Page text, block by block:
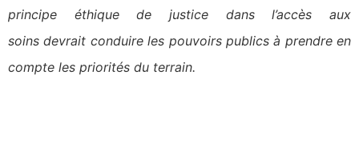
principe éthique de justice dans l’accès aux
soins devrait conduire les pouvoirs publics à prendre en
compte les priorités du terrain.